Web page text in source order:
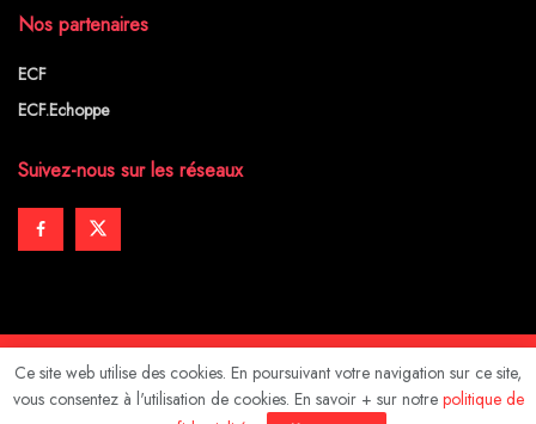
Nos partenaires
ECF
ECF.Echoppe
Suivez-nous sur les réseaux
Mentions légales
- Design by PUSH IT UP.
Ce site web utilise des cookies. En poursuivant votre navigation sur ce site,
vous consentez à l'utilisation de cookies. En savoir + sur notre politique de